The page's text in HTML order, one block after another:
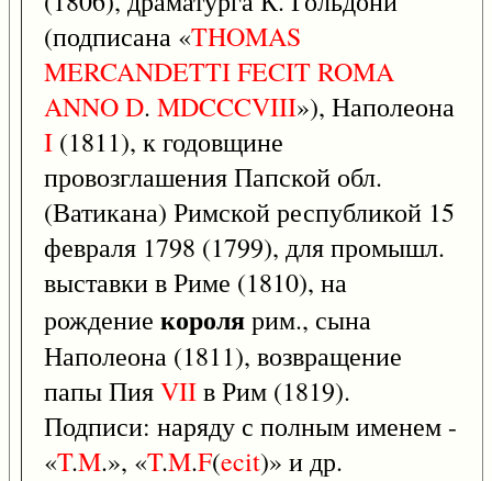
(подписана «THOMAS
MERCANDETTIFECITROMA
ANNOD. MDCCCVIII»), Наполеона
I (1811), к годовщине
провозглашения Папской обл.
(Ватикана) Римской республикой 15
февраля 1798 (1799), для промышл.
выставки в Риме (1810), на
рождение королярим., сына
Наполеона (1811), возвращение
папы ПияVIIв Рим (1819).
Подписи: наряду с полным именем -
«T.M.», «T.M.F(ecit)» и др.